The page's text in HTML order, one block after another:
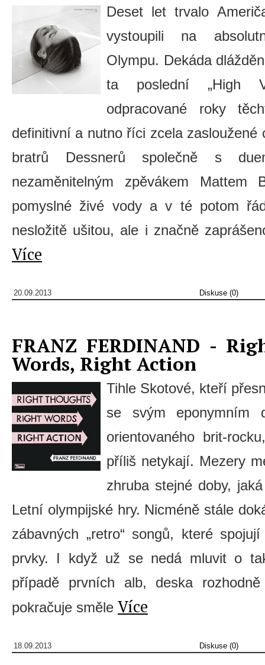
Deset let trvalo
vystoupili na
Olympu. Dekáda
ta poslední „High
odpracované roky
definitivní a nutno říci zcela
bratrů Dessnerů společně s
nezaměnitelným zpěvákem Mattem
pomyslné živé vody a v té potom
nesložitě ušitou, ale i značně
Více
20.09.2013 Diskuse (0)
FRANZ FERDINAND -
Words, Right Action
Tihle Skotové, kteří
se svým eponymním
orientovaného brit-
příliš netykají. Mezery
zhruba stejné doby,
Letní olympijské hry. Nicméně stále
zábavných „retro“ songů, které
prvky. I když už se nedá mluvit o
případě prvních alb, deska
pokračuje směle Více
18.09.2013 Diskuse (0)